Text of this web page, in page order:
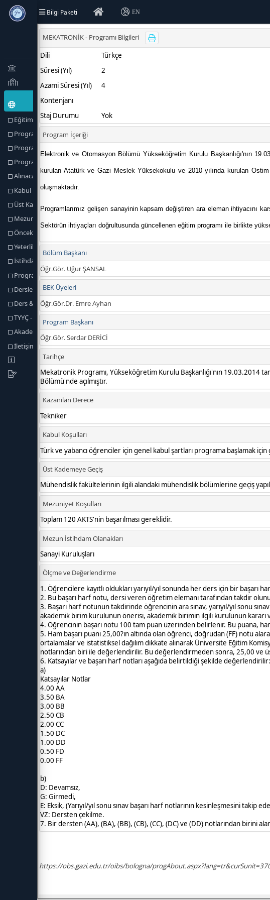
Bilgi Paketi EN
Eğitim Türü (Amaçlar) ve Hedefler
Program Hakkında
Program Profili
Program Yetkilileri
Alınacak Derece
Kabul Koşulları
Üst Kademeye Geçiş
Mezuniyet Koşulları
Önceki Öğrenmenin Tanınması
Yeterlilik Koşulları ve Kuralları
İstihdam Olanakları
Program Yeterlikleri
Dersler
Ders & Program Yeterlilikleri
TYYÇ - Program Yeterlilikleri
Akademik Personel
İletişim